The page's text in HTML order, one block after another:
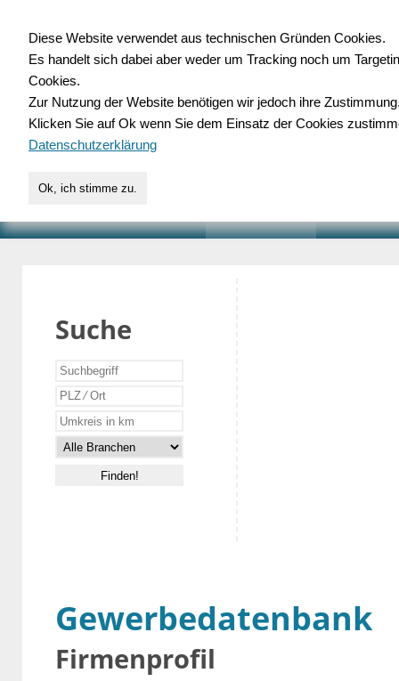
für Handwerk,
Suche
Gewerbedatenbank
Firmenprofil
Diese Website verwendet aus technischen Gründen Cookies.
Es handelt sich dabei aber weder um Tracking noch um
Cookies.
Zur Nutzung der Website benötigen wir jedoch ihre
Klicken Sie auf Ok wenn Sie dem Einsatz der Cookies
Datenschutzerklärung
Ok, ich stimme zu.